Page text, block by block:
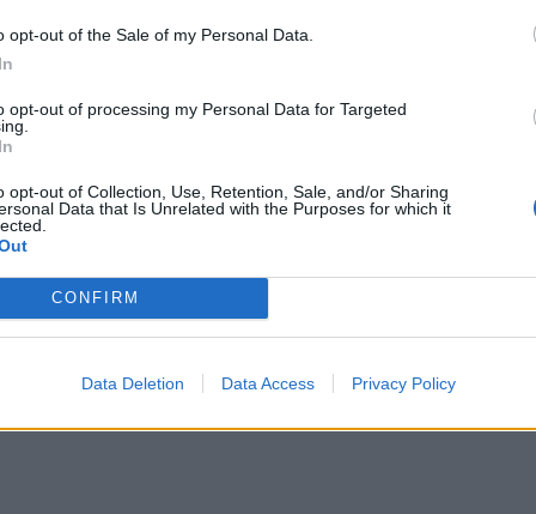
opt-out of the Sale of my Personal Data.
opt-out of processing my Personal Data for Targeted
opt-out of Collection, Use, Retention, Sale, and/or Sharing
Data that Is Unrelated with the Purposes for which it
CONFIRM
Data Deletion Data Access Privacy Policy
κατηγορούμενη για τη φονική επίθεση
σήμερα η 46χρονη κατηγορούμενη για τη φονική
30χρονη έπεσε στη θάλασσα από την γέφυρα της
30χρονη έπεσε στη θάλασσα από
30χρονη έπεσε στη θάλασσα από
71χρονος
63χρονη και 71χρονος
Υπόθεση Marfin: Έφθασε στην Ελλάδα η 46χρονη
Υπόθεση Marfin: Έφθασε στην
Υπόθεση Marfin: Έφθασε στην
Ελλάδα η 46χρονη κατηγορούμενη